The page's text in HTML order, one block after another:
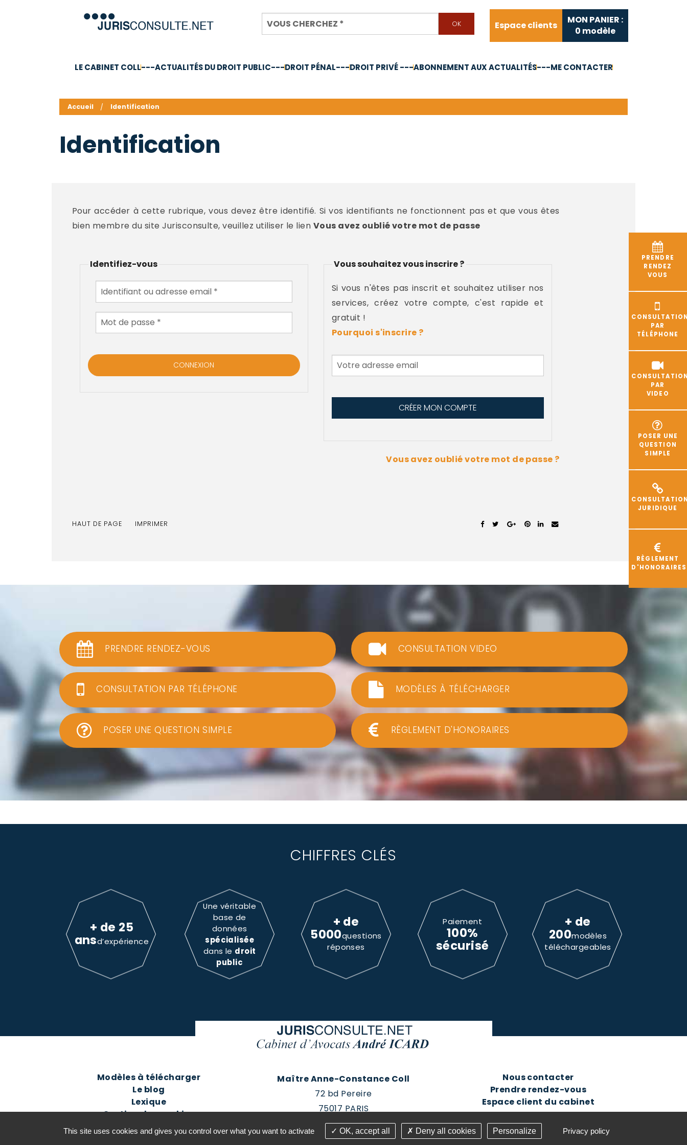
Espace clients
MON PANIER :
0 modèle
LE CABINET COLL---ACTUALITÉS DU DROIT PUBLIC---DROIT PÉNAL---DROIT PRIVÉ ---ABONNEMENT AUX ACTUALITÉS---ME CONTACTER
PRENDRE
RENDEZ
VOUS
PAR
TÉLÉPHONE
PAR
VIDEO
POSER UNE
QUESTION
SIMPLE
JURIDIQUE
RÈGLEMENT
D'HONORAIRES
Accueil Identification
Identification
Pour accéder à cette rubrique, vous devez être identifié. Si vos identifiants ne fonctionnent pas et que vous êtes
bien membre du site Jurisconsulte, veuillez utiliser le lien Vous avez oublié votre mot de passe
Identifiez-vous Vous souhaitez vous inscrire ?
Si vous n'êtes pas inscrit et souhaitez utiliser nos
services, créez votre compte, c'est rapide et
gratuit !
Pourquoi s'inscrire ?
Vous avez oublié votre mot de passe ?
HAUT DE PAGE IMPRIMER
PRENDRE RENDEZ-VOUS
CONSULTATION PAR TÉLÉPHONE
POSER UNE QUESTION SIMPLE
CONSULTATION VIDEO
MODÈLES À TÉLÉCHARGER
RÈGLEMENT D'HONORAIRES
CHIFFRES CLÉS
+ de 25
ansd’expérience
Une véritable
base de
données
spécialisée
dans le droit
public
+ de
5000questions
réponses
Paiement
100%
sécurisé
+ de
200modèles
téléchargeables
Modèles à télécharger
Le blog
Lexique
Gestion des cookies
Maître Anne-Constance Coll
72 bd Pereire
75017 PARIS
Tél : 01 60 88 18 78
Nous contacter
Prendre rendez-vous
Espace client du cabinet
©2016-26 Jurisconsulte - Tous droits réservés - Conception Absolute Communication & Création Answeb -Gestion cookies
This site uses cookies and gives you control over what you want to activate OK, accept all Deny all cookies Personalize Privacy policy